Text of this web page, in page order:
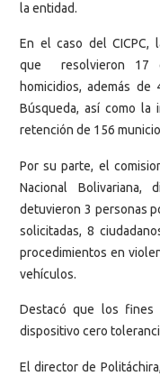
la entidad.
En el caso del CICPC,
que resolvieron 17
homicidios, además
Búsqueda, así como
retención de 156
Por su parte, el
Nacional
detuvieron 3 personas
solicitadas, 8
procedimientos en
vehículos.
Destacó que los fines
dispositivo cero
El director de